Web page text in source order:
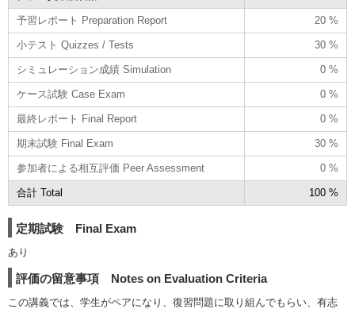
予習レポート Preparation Report 20 %
小テスト Quizzes / Tests 30 %
シミュレーション成績 Simulation 0 %
ケース試験 Case Exam 0 %
最終レポート Final Report 0 %
期末試験 Final Exam 30 %
参加者による相互評価 Peer Assessment 0 %
合計 Total 100 %
定期試験 Final Exam
あり
評価の留意事項 Notes on Evaluation Criteria
この講義では、学生がペアになり、復習問題に取り組んでもらい、有志